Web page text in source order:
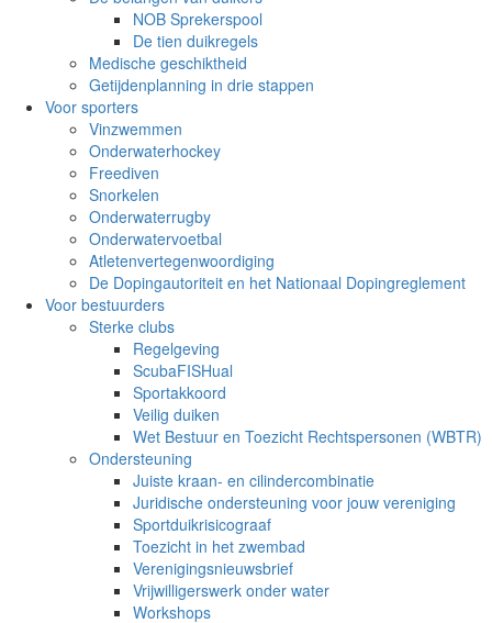
NOB Sprekerspool
De tien duikregels
Medische geschiktheid
Getijdenplanning in drie stappen
Voor sporters
Vinzwemmen
Onderwaterhockey
Freediven
Snorkelen
Onderwaterrugby
Onderwatervoetbal
Atletenvertegenwoordiging
De Dopingautoriteit en het Nationaal Dopingreglement
Voor bestuurders
Sterke clubs
Regelgeving
ScubaFISHual
Sportakkoord
Veilig duiken
Wet Bestuur en Toezicht Rechtspersonen (WBTR)
Ondersteuning
Juiste kraan- en cilindercombinatie
Juridische ondersteuning voor jouw vereniging
Sportduikrisicograaf
Toezicht in het zwembad
Verenigingsnieuwsbrief
Vrijwilligerswerk onder water
Workshops